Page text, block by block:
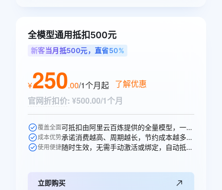
全模型通用抵扣500元
新客当月抵500元，直省50%
¥250.00/1个月起 了解优惠
官网折扣价: ¥500.00/1个月
覆盖全面 可抵扣由阿里云百炼提供的全量模型，一次购买即可跨模型通享。
成本优势 承诺消费越高、周期越长，节约成本越多，直省250元。
使用便捷 随时生效，无需手动激活或绑定，自动抵扣。
立即购买